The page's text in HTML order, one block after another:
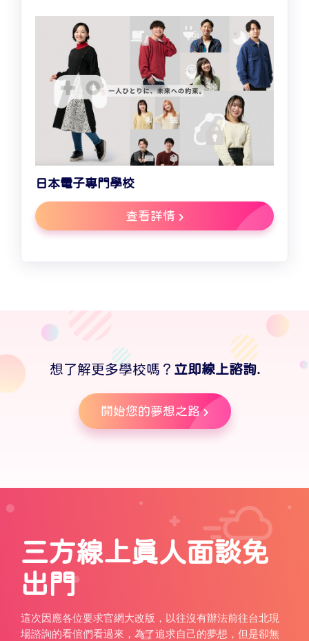
日本電子專門學校
查看詳情
想了解更多學校嗎？ 立即線上諮詢.
開始您的夢想之路
三方線上真人面談免
出門
這次因應各位要求官網大改版，以往沒有辦法前往台北現
場諮詢的看倌們看過來，為了追求自己的夢想，但是卻無